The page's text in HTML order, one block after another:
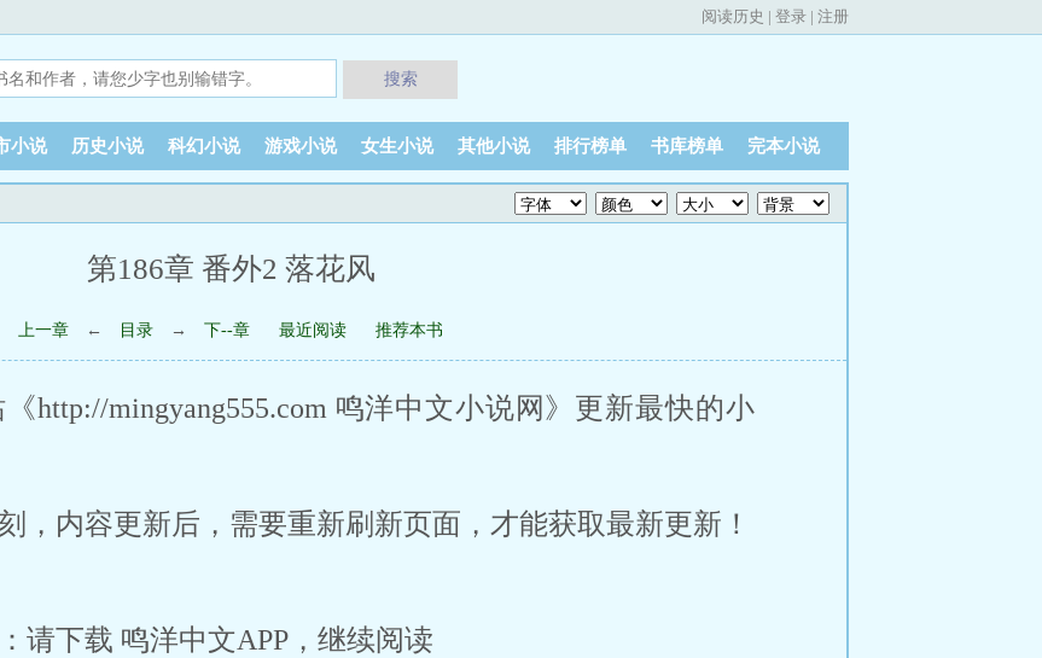
阅读历史 | 登录 | 注册
搜索
小说 历史小说 科幻小说 游戏小说 女生小说 其他小说 排行榜单 书库榜单 完本小说
第186章 番外2 落花风
上一章 ← 目录 → 下--章 最近阅读 推荐本书
http://mingyang555.com 鸣洋中文小说网》更新最快的小
，内容更新后，需要重新刷新页面，才能获取最新更新！
请下载 鸣洋中文APP，继续阅读